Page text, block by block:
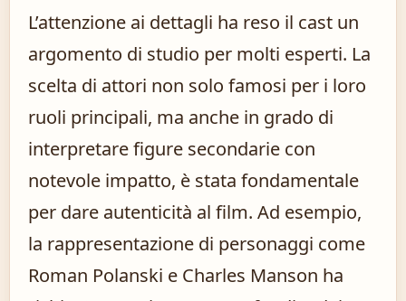
L’attenzione ai dettagli ha reso il cast un
argomento di studio per molti esperti. La
scelta di attori non solo famosi per i loro
ruoli principali, ma anche in grado di
interpretare figure secondarie con
notevole impatto, è stata fondamentale
per dare autenticità al film. Ad esempio,
la rappresentazione di personaggi come
Roman Polanski e Charles Manson ha